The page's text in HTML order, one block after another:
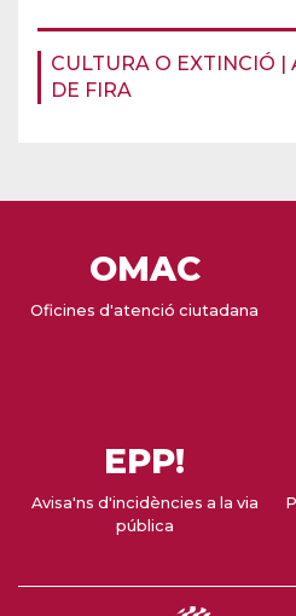
CULTURA O EXTINCIÓ |
DE FIRA
OMAC
Oficines d'atenció ciutadana
EPP!
Avisa'ns d'incidències a la via
pública